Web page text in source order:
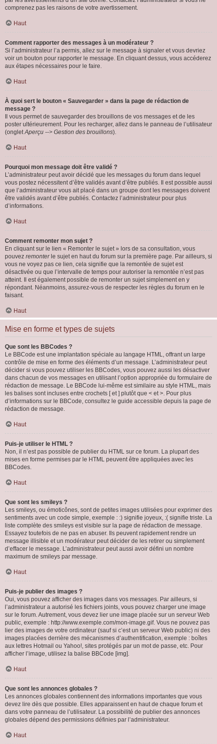
comprenez pas les raisons de votre avertissement.
Haut
Comment rapporter des messages à un modérateur ?
Si l’administrateur l’a permis, allez sur le message à signaler et vous devriez
voir un bouton pour rapporter le message. En cliquant dessus, vous accéderez
aux étapes nécessaires pour le faire.
Haut
À quoi sert le bouton « Sauvegarder » dans la page de rédaction de
message ?
Il vous permet de sauvegarder des brouillons de vos messages et de les
poster ultérieurement. Pour les recharger, allez dans le panneau de l’utilisateur
(ongletAperçu --> Gestion des brouillons).
Haut
Pourquoi mon message doit être validé ?
L’administrateur peut avoir décidé que les messages du forum dans lequel
vous postez nécessitent d’être validés avant d’être publiés. Il est possible aussi
que l’administrateur vous ait placé dans un groupe dont les messages doivent
être validés avant d’être publiés. Contactez l’administrateur pour plus
d’informations.
Haut
Comment remonter mon sujet ?
En cliquant sur le lien « Remonter le sujet » lors de sa consultation, vous
pouvez remonterle sujet en haut du forum sur la première page. Par ailleurs, si
vous ne voyez pas ce lien, cela signifie que la remontée de sujet est
désactivée ou que l’intervalle de temps pour autoriser la remontée n’est pas
atteint. Il est également possible de remonter un sujet simplement en y
répondant. Néanmoins, assurez-vous de respecter les règles du forum en le
faisant.
Haut
Mise en forme et types de sujets
Que sont les BBCodes ?
Le BBCode est une implantation spéciale au langage HTML, offrant un large
contrôle de mise en forme des éléments d’un message. L’administrateur peut
décider si vous pouvez utiliser les BBCodes, vous pouvez aussi les désactiver
dans chacun de vos messages en utilisant l’option appropriée du formulaire de
rédaction de message. Le BBCode lui-même est similaire au style HTML, mais
les balises sont incluses entre crochets [ et ] plutôt que < et >. Pour plus
d’informations sur le BBCode, consultez le guide accessible depuis la page de
rédaction de message.
Haut
Puis-je utiliser le HTML ?
Non, il n’est pas possible de publier du HTML sur ce forum. La plupart des
mises en forme permises par le HTML peuvent être appliquées avec les
BBCodes.
Haut
Que sont les smileys ?
Les smileys, ou émoticônes, sont de petites images utilisées pour exprimer des
sentiments avec un code simple, exemple : :) signifie joyeux, :( signifie triste. La
liste complète des smileys est visible sur la page de rédaction de message.
Essayez toutefois de ne pas en abuser. Ils peuvent rapidement rendre un
message illisible et un modérateur peut décider de les retirer ou simplement
d’effacer le message. L’administrateur peut aussi avoir défini un nombre
maximum de smileys par message.
Haut
Puis-je publier des images ?
Oui, vous pouvez afficher des images dans vos messages. Par ailleurs, si
l’administrateur a autorisé les fichiers joints, vous pouvez charger une image
sur le forum. Autrement, vous devez lier une image placée sur un serveur Web
public, exemple : http://www.exemple.com/mon-image.gif. Vous ne pouvez pas
lier des images de votre ordinateur (sauf si c’est un serveur Web public) ni des
images placées derrière des mécanismes d’authentification, exemple : boîtes
aux lettres Hotmail ou Yahoo!, sites protégés par un mot de passe, etc. Pour
afficher l’image, utilisez la balise BBCode [img].
Haut
Que sont les annonces globales ?
Les annonces globales contiennent des informations importantes que vous
devez lire dès que possible. Elles apparaissent en haut de chaque forum et
dans votre panneau de l’utilisateur. La possibilité de publier des annonces
globales dépend des permissions définies par l’administrateur.
Haut